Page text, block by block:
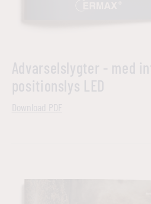
Advarselslygter - med
positionslys LED
Download PDF